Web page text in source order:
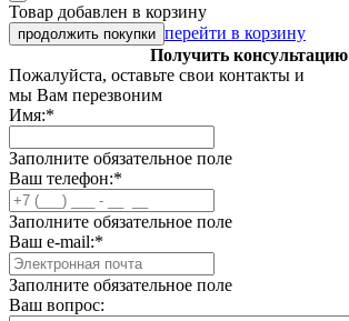
Товар добавлен в корзину
продолжить покупки перейти в корзину
Получить консультацию
Пожалуйста, оставьте свои контакты и
мы Вам перезвоним
Имя:*
Заполните обязательное поле
Ваш телефон:*
Заполните обязательное поле
Ваш e-mail:*
Заполните обязательное поле
Ваш вопрос: